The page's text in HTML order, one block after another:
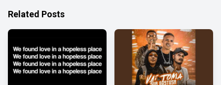
Related Posts